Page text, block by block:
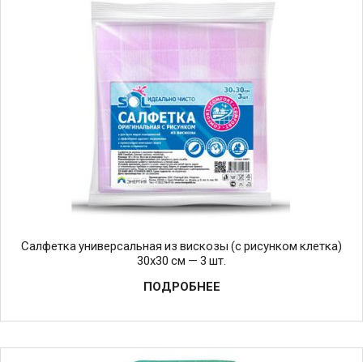
Салфетка универсальная из вискозы (c рисунком клетка)
30х30 см — 3 шт.
ПОДРОБНЕЕ